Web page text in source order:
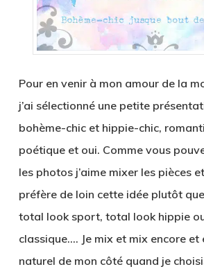
Pour en venir à mon amour de la
j’ai sélectionné une petite
bohème-chic et hippie-chic,
poétique et oui. Comme vous
les photos j’aime mixer les pièces
préfère de loin cette idée plutôt
total look sport, total look hippie
classique…. Je mix et mix encore et
naturel de mon côté quand je